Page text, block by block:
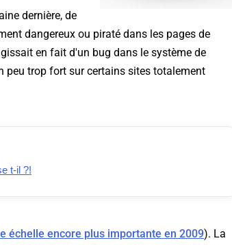
dernière, de
dangereux ou piraté dans les pages de
en fait d'un bug dans le système de
peu trop fort sur certains sites totalement
t-il ?!
échelle encore plus importante en 2009). La